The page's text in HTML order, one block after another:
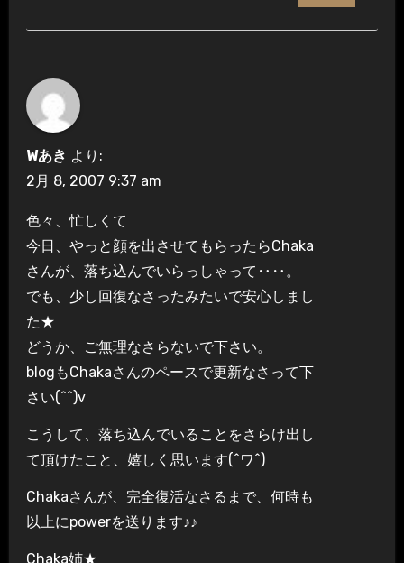
Wあき より:
2月 8, 2007 9:37 am
色々、忙しくて
今日、やっと顔を出させてもらったらChaka
さんが、落ち込んでいらっしゃって‥‥。
でも、少し回復なさったみたいで安心しまし
た★
どうか、ご無理なさらないで下さい。
blogもChakaさんのペースで更新なさって下
さい(^^)v
こうして、落ち込んでいることをさらけ出し
て頂けたこと、嬉しく思います(^ワ^)
Chakaさんが、完全復活なさるまで、何時も
以上にpowerを送ります♪♪
Chaka姉★